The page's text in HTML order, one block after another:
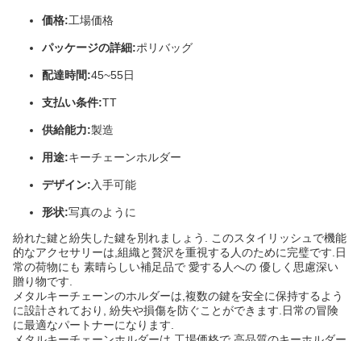
価格:工場価格
パッケージの詳細:ポリバッグ
配達時間:45~55日
支払い条件:TT
供給能力:製造
用途:キーチェーンホルダー
デザイン: 入手可能
形状:写真のように
紛れた鍵と紛失した鍵を別れましょう. このスタイリッシュで機能
的なアクセサリーは,組織と贅沢を重視する人のために完璧です.日
常の荷物にも 素晴らしい補足品で 愛する人への 優しく思慮深い
贈り物です.
メタルキーチェーンのホルダーは,複数の鍵を安全に保持するよう
に設計されており, 紛失や損傷を防ぐことができます.日常の冒険
に最適なパートナーになります.